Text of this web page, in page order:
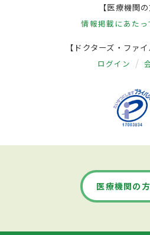
【医療機関の
情報掲載にあたっ
【ドクターズ・ファ
ログイン
医療機関の